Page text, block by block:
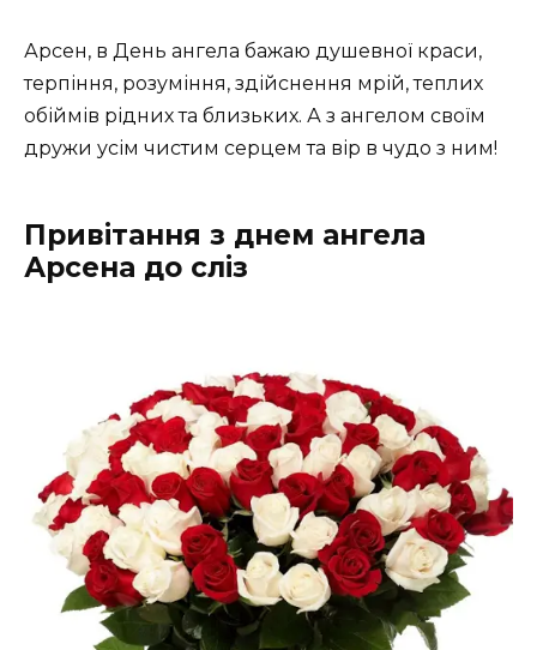
Арсен, в День ангела бажаю душевної краси,
терпіння, розуміння, здійснення мрій, теплих
обіймів рідних та близьких. А з ангелом своїм
дружи усім чистим серцем та вір в чудо з ним!
Привітання з днем ангела
Арсена до сліз